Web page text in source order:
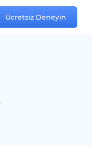
Ücretsiz Deneyin